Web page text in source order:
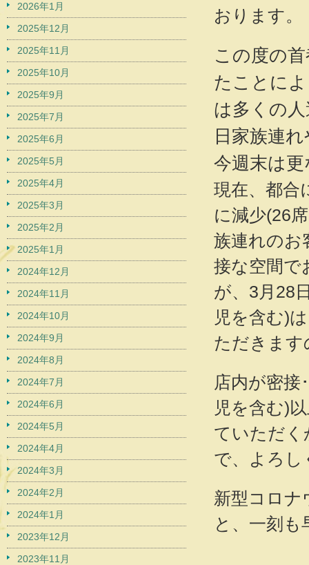
おります。
この度の
たことに
は多くの
日家族連
今週末は
現在、都合
に減少(26
族連れのお
接な空間で
が、3月28
児を含む)
ただきます
店内が密接
児を含む)
ていただく
で、よろし
新型コロナ
と、一刻
2026年1月
2025年12月
2025年11月
2025年10月
2025年9月
2025年7月
2025年6月
2025年5月
2025年4月
2025年3月
2025年2月
2025年1月
2024年12月
2024年11月
2024年10月
2024年9月
2024年8月
2024年7月
2024年6月
2024年5月
2024年4月
2024年3月
2024年2月
2024年1月
2023年12月
2023年11月